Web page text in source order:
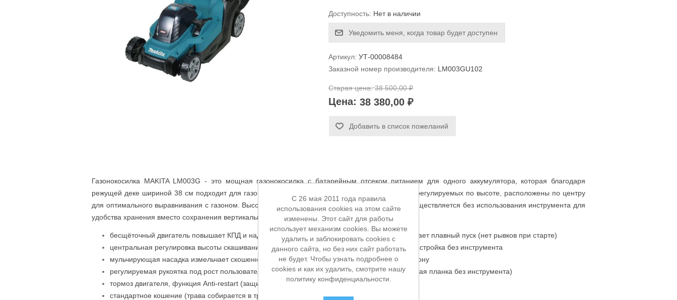
Доступность: Нет в наличии
Уведомить меня, когда товар будет доступен
Артикул: УТ-00008484
Заказной номер производителя: LM003GU102
Старая цена: 38 500,00 ₽
Цена: 38 380,00 ₽
Добавить в список пожеланий
Газонокосилка MAKITA LM003G - это мощная газонокосилка с батарейным отсеком питанием для одного аккумулятора, которая благодаря
режущей деке шириной 38 см подходит для газонов площадью до 800 м2. Восемь положений, регулируемых по высоте, расположены по центру
для оптимального выравнивания с газоном. Высота резки составляет 20-75 мм. Регулировка осуществляется без использования инструмента для
удобства хранения вместо сохранения вертикального положения.
бесщёточный двигатель повышает КПД и надёжность, уменьшает нагрев и износ, обеспечивает плавный пуск (нет рывков при старте)
центральная регулировка высоты скашивания. 6–8 уровней (в зависимости от источника), настройка без инструмента
мульчирующая насадка измельчает скошенную траву и равномерно распределяет её по газону
регулируемая рукоятка под рост пользователя, компактное вертикальное хранение (нажимная планка без инструмента)
тормоз двигателя, функция Anti-restart (защита от случайного запуска)
стандартное кошение (трава собирается в травосборник)
C 26 мая 2011 года правила
использования cookies на этом сайте
изменены. Этот сайт для работы
использует механизм cookies. Вы можете
удалить и заблокировать cookies с
данного сайта, но без них сайт работать
не будет. Чтобы узнать подробнее о
cookies и как их удалить, смотрите нашу
политику конфиденциальности.